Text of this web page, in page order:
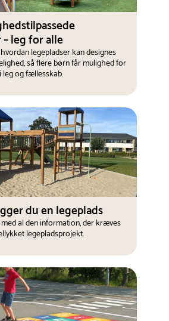
leg for alle
legepladser kan designes
så flere børn får mulighed for
leg og fællesskab.
du en legeplads
al den information, der kræves
legepladsprojekt.